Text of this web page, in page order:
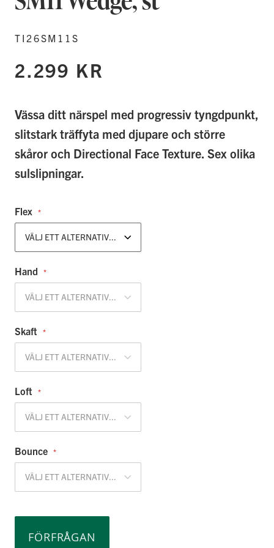
TI26SM11S
2.299 KR
Vässa ditt närspel med progressiv tyngdpunkt,
slitstark träffyta med djupare och större
skåror och Directional Face Texture. Sex olika
sulslipningar.
Flex
VÄLJ ETT ALTERNATIV...
Hand
VÄLJ ETT ALTERNATIV...
Skaft
VÄLJ ETT ALTERNATIV...
Loft
VÄLJ ETT ALTERNATIV...
Bounce
VÄLJ ETT ALTERNATIV...
FÖRFRÅGAN